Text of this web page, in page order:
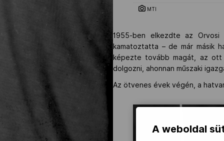
MTI
1955-ben elkezdte az Orvosi
kamatoztatta – de már másik
képezte tovább magát, az ott
dolgozni, ahonnan műszaki
Az ötvenes évek végén, a
A weboldal